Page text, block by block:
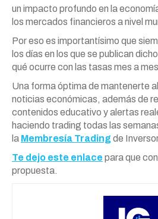
un impacto profundo en la
los mercados financieros a nivel
Por eso es importantísimo que
los días en los que se publican
qué ocurre con las tasas mes a
Una forma óptima de mantenerte
noticias económicas, además de
contenidos educativo y alertas
haciendo trading todas las
la Membresía Tradingde
Te dejo este enlace para que
propuesta.